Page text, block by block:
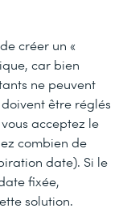
créer un «
car bien
ne peuvent
être réglés
acceptez le
combien de
date). Si le
fixée,
solution.